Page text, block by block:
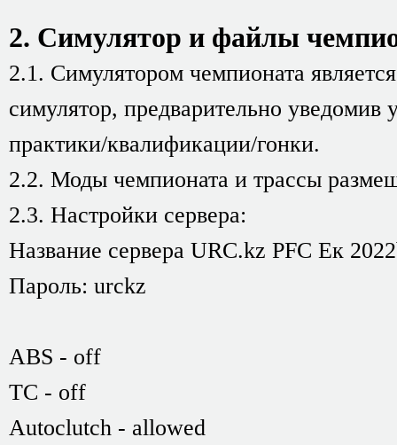
2. Симулятор и файлы
2.1. Симулятором чемпионата
симулятор, предварительно уведомив
практики/квалификации/гонки.
2.2. Моды чемпионата и трассы
2.3. Настройки сервера:
Название сервера URC.kz PFС Ек
Пароль: urckz
ABS - off
TC - off
Аutoclutch - allowed